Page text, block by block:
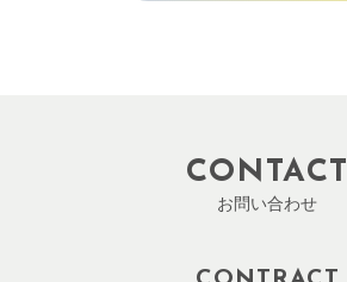
CONTACT
お問い合わせ